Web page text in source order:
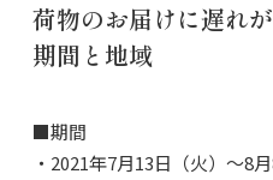
荷物のお届けに遅れ
期間と地域
■期間
・2021年7月13日（火）～8月